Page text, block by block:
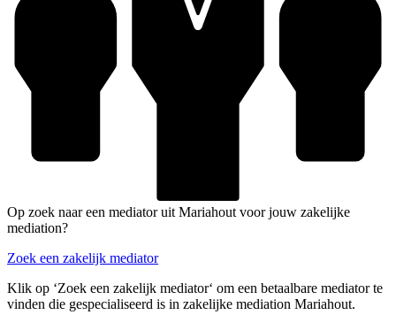
Op zoek naar een mediator uit Mariahout voor jouw zakelijke
mediation?
Zoek een zakelijk mediator
Klik op ‘Zoek een zakelijk mediator‘ om een betaalbare mediator te
vinden die gespecialiseerd is in zakelijke mediation Mariahout.